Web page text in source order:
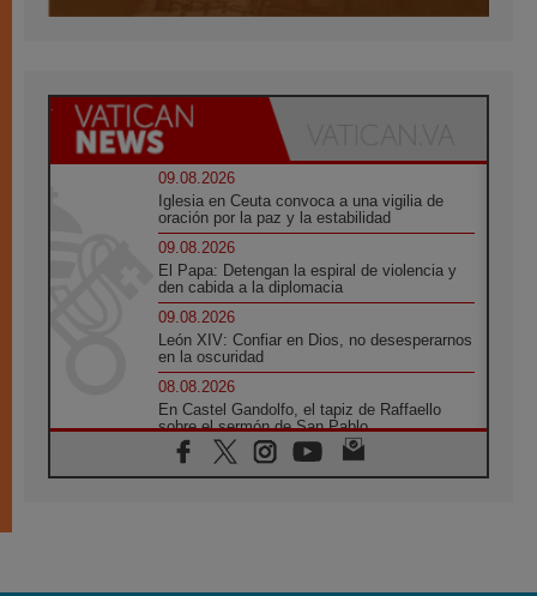
09.08.2026
Iglesia en Ceuta convoca a una vigilia de
oración por la paz y la estabilidad
09.08.2026
El Papa: Detengan la espiral de violencia y
den cabida a la diplomacia
09.08.2026
León XIV: Confiar en Dios, no desesperarnos
en la oscuridad
08.08.2026
En Castel Gandolfo, el tapiz de Raffaello
sobre el sermón de San Pablo
08.08.2026
En Colombia, «la paz no se compra con una